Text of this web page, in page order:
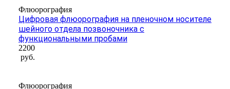
Флюорография
Цифровая флюорография на пленочном носителе
шейного отдела позвоночника с
функциональными пробами
2200
руб.
Флюорография